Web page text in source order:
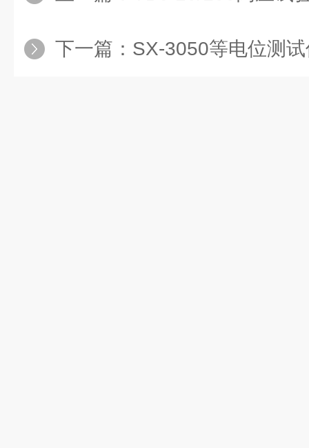
下一篇： SX-3050等电位测